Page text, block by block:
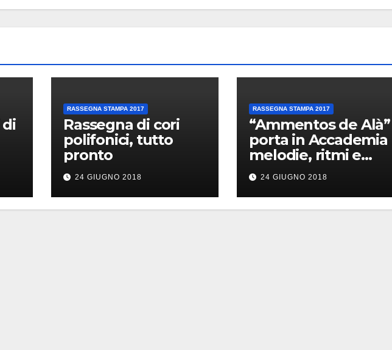
di
RASSEGNA STAMPA 2017
Rassegna di cori
polifonici, tutto
pronto
24 GIUGNO 2018
RASSEGNA STAMPA 2017
“Ammentos de Alà”
porta in Accademia
melodie, ritmi e
storia
24 GIUGNO 2018